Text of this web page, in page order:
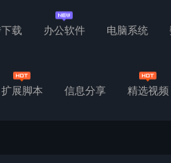
载 办公软件 电脑系统
扩展脚本 信息分享 精选视频